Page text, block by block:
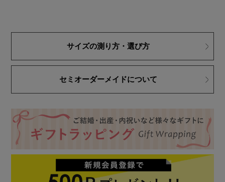
サイズの測り方・選び方
セミオーダーメイドについて